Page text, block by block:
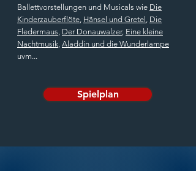
Ballettvorstellungen und Musicals wie Die
Kinderzauberflöte, Hänsel und Gretel , Die
Fledermaus, Der Donauwalzer, Eine kleine
Nachtmusik, Aladdin und die Wunderlampe
uvm...
Spielplan